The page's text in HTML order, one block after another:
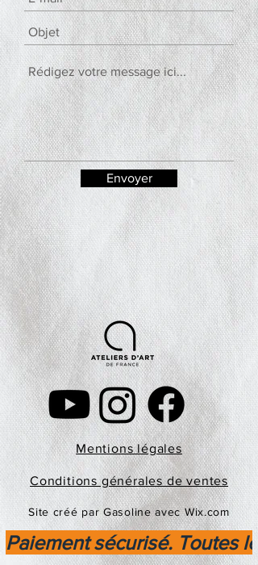
Envoyer
Mentions légales
Conditions générales de ventes
Site créé par Gasoline avec Wix.com
Paiement sécurisé. Toutes